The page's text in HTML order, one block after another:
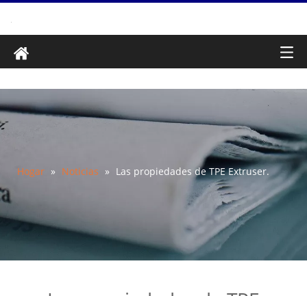
Hogar » Noticias » Las propiedades de TPE Extruser.